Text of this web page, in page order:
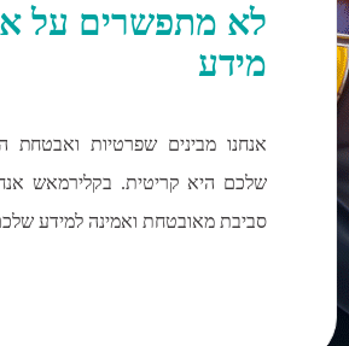
לא מתפשרים על
מידע
אנחנו מבינים שפרטיות ואבטחת
שלכם היא קריטית. בקלירמאש
סביבת מאובטחת ואמינה למידע שלכם